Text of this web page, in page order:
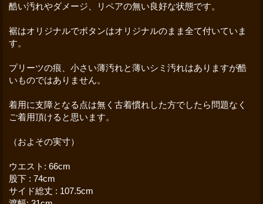
酷い汚れやダメージ、リペアの無い良好な状態です。
裾はオリジナルでボタンはオリジナルのまま全て付いていま
す。
プリーツの痕、小さい薄汚れと薄いシミ汚れはありますが酷
いものではありません。
着用に支障となる点は無く古着慣れした方でしたら問題なく
ご着用頂けると思います。
（およその実寸）
ウエスト: 66cm
股下 : 74cm
サイド総丈 : 107.5cm